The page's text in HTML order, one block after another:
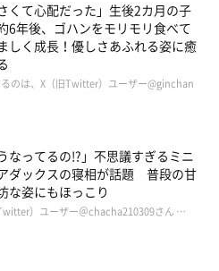
さくて心配だった」生後2カ月の子
6年後、ゴハンをモリモリ食べて
しく成長！優しさあふれる姿に癒
のは、X（旧Twitter）ユーザー@ginchan
うなってるの!?」不思議すぎるミニ
ダックスの寝相が話題 普段の甘
な姿にもほっこり
）ユーザー＠chacha210309さん …